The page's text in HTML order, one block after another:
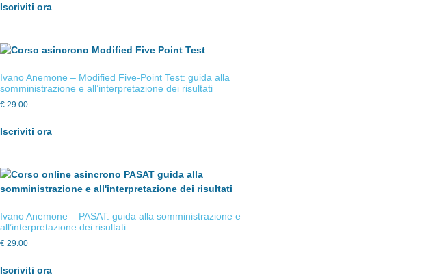
Iscriviti ora
Ivano Anemone – Modified Five-Point Test: guida alla
somministrazione e all’interpretazione dei risultati
€ 29.00
Iscriviti ora
Ivano Anemone – PASAT: guida alla somministrazione e
all’interpretazione dei risultati
€ 29.00
Iscriviti ora